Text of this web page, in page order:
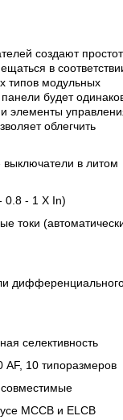
создают
в
типов модульных
будет
элементы
облегчить
выключатели в литом
0.8 - 1 X In)
токи
селективность
AF, 10 типоразмеров
МССВ и ELCB